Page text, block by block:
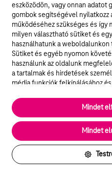
Adatvédelem
Felhívások
Közösségi média
Cookie beállítások
English
Vissza az
eszközödön, vagy onnan adatot
gombok segítségével nyilatkozz
működéséhez szükséges és
milyen választható sütiket és
használhatunk a
Sütiket és egyéb nyomon
használunk az oldalunk
a tartalmak és hirdetések
média funkciók felkínálásához
elengedhetetlenek a weboldal
kikapcsolni őket a weboldal
statisztikai, vagy marketing
esetekben az oldalhasználattal
megosztjuk hirdetési és
partnereinkkel.
Részletes sütitájékoztató/
Mindet
Mindet